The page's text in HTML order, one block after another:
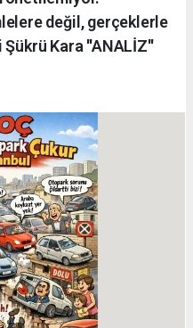
değil, gerçeklerle
Kara ''ANALİZ''